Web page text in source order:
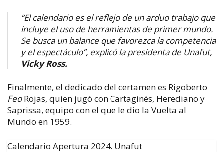
“El calendario es el reflejo de un arduo trabajo que
incluye el uso de herramientas de primer mundo.
Se busca un balance que favorezca la competencia
y el espectáculo”, explicó la presidenta de Unafut,
Vicky Ross.
Finalmente, el dedicado del certamen es Rigoberto
FeoRojas, quien jugó con Cartaginés, Herediano y
Saprissa, equipo con el que le dio la Vuelta al
Mundo en 1959.
Calendario Apertura 2024. Unafut